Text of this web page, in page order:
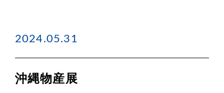
2024.05.31
沖縄物産展